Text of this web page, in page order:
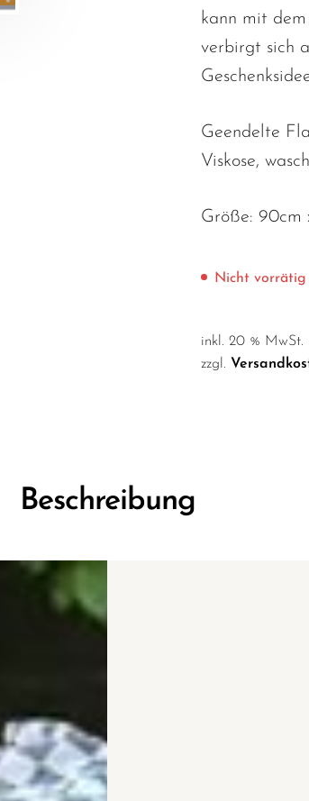
kann mit
verbirgt sich
Geendelte
Viskose,
Größe: 90cm
Nicht vorrätig
inkl. 20 % MwSt.
zzgl.
Beschreibung